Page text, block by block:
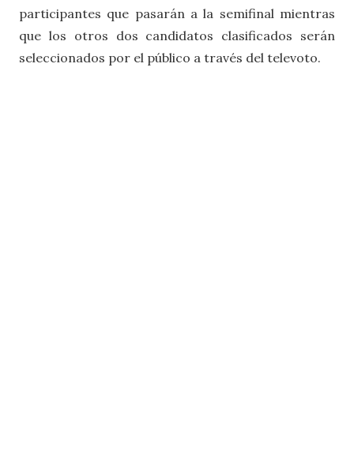
participantes que pasarán a la semifinal mientras
que los otros dos candidatos clasificados serán
seleccionados por el público a través del televoto.